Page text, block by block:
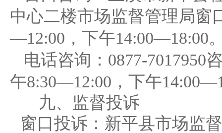
中心二楼市场监督管理局窗
—12:00 ，下午14:00—18:00
电话咨询 ： 0877-7017950
午8:30—12:00 ，下午
九、监督投诉
窗口投诉：新平县市场监